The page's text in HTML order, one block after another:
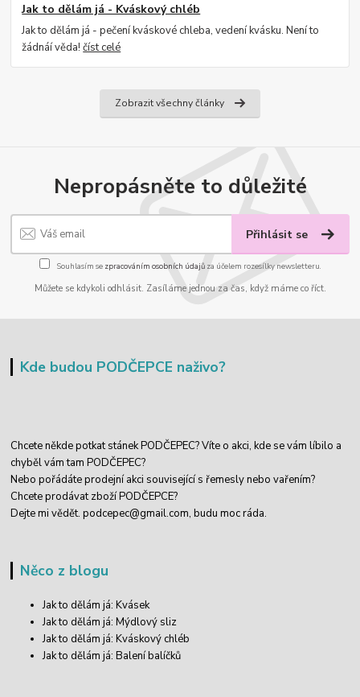
Jak to dělám já - Kváskový chléb
Jak to dělám já - pečení kváskové chleba, vedení kvásku. Není to
žádnáí věda!číst celé
Zobrazit všechny články
Nepropásněte to důležité
Přihlásit se
Souhlasím se zpracováním osobních údajůza účelem rozesílky newsletteru.
Můžete se kdykoli odhlásit. Zasíláme jednou za čas, když máme co říct.
Kde budou PODČEPCE naživo?
Chcete někde potkat stánek PODČEPEC? Víte o akci, kde se vám líbilo a
chyběl vám tam PODČEPEC?
Nebo pořádáte prodejní akci související s řemesly nebo vařením?
Chcete prodávat zboží PODČEPCE?
Dejte mi vědět.podcepec@gmail.com, budu moc ráda.
Něco z blogu
Jak to dělám já: Kvásek
Jak to dělám já: Mýdlový sliz
Jak to dělám já: Kváskový chléb
Jak to dělám já: Balení balíčků